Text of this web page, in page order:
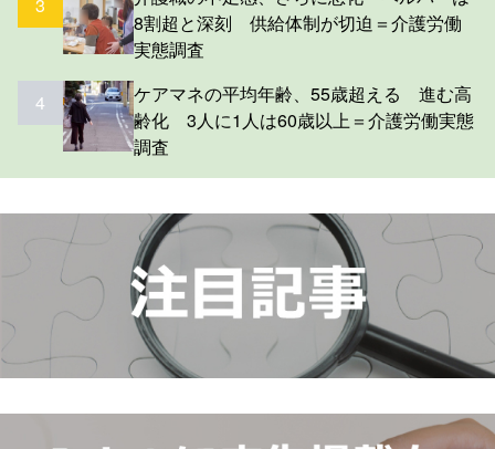
3
8割超と深刻 供給体制が切迫＝介護労働
実態調査
4
ケアマネの平均年齢、55歳超える 進む高
齢化 3人に1人は60歳以上＝介護労働実態
調査